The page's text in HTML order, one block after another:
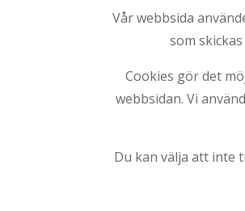
Vår webbsida
som
Cookies gör det
webbsidan. Vi
Du kan välja att inte